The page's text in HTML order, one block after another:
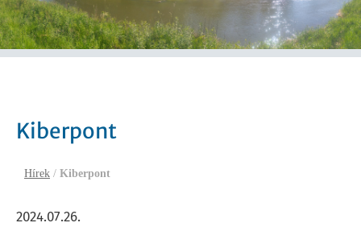
Kiberpont
Hírek / Kiberpont
2024.07.26.